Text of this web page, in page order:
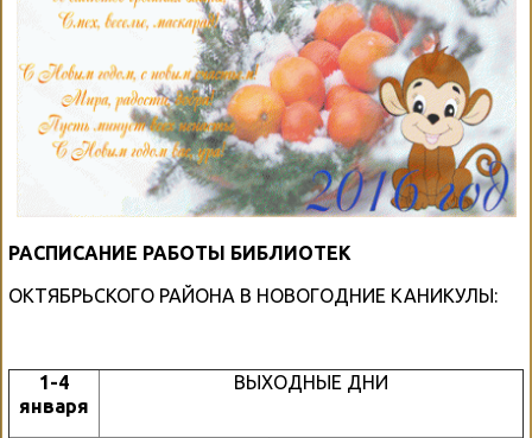
РАСПИСАНИЕ РАБОТЫ
БИБЛИОТЕК
ОКТЯБРЬСКОГО РАЙОНА В НОВОГОДНИЕ КАНИКУЛЫ:
1-4
января
ВЫХОДНЫЕ ДНИ